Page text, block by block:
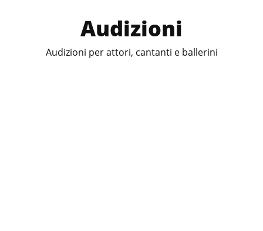
Audizioni
Audizioni per attori, cantanti e ballerini